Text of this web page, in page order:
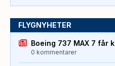
FLYGNYHETER
Boeing 737 MAX 7 får
0 kommentarer